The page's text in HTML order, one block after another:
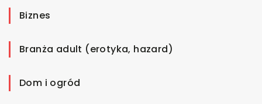
Biznes
Branża adult (erotyka, hazard)
Dom i ogród